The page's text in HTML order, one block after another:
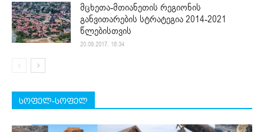
მცხეთა-მთიანეთის რეგიონის
განვითარების სტრატეგია 2014-2021
წლებისთვის
20.09.2017. 18:34
სოფელ-სოფელ